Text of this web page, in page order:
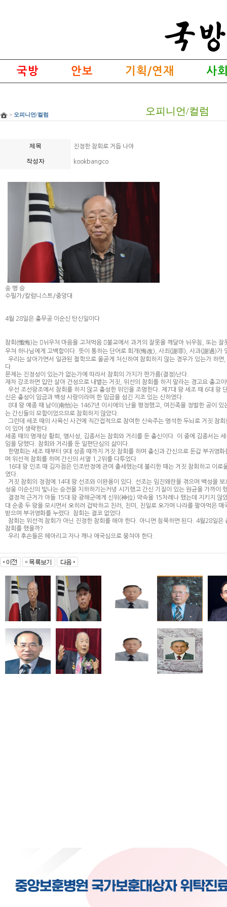
국방 안보 기획/연재 사
오피니언/컬럼
> 오피니언/컬럼
제목 진정한 참회로 거듭 나야
작성자 kookbangco
송 병 승
수필가/칼럼니스트/중앙대
4월 28일은 충무공 이순신 탄신일이다
참회(懺悔)는 뉘우쳐 마음을 고쳐먹음 불교에서 과거의 잘못을 깨달아 뉘우침, 또는
우쳐 하나님에게 고백함이다. 뜻이 통하는 단어로 회개(悔改), 사죄(謝罪), 사과(謝過)가
우리는 살아가면서 일관된 철학으로 올곧게 처신하여 참회하지 않는 경우가 있는가 하
다.
문제는 진정성이 있는가 없는가에 따라서 참회의 가치가 판가름(결정)난다.
재차 강조하면 입만 살아 건성으로 내뱉는 거짓, 위선의 참회를 하지 말라는 경고요 충고
우선 조선왕조에서 참회를 하지 않고 충성한 위인을 조명한다. 제7대 왕 세조 때 6대 왕
신은 충성이 임금과 백성 사랑이라며 한 임금을 섬긴 지조 있는 신하였다.
8대 왕 예종 때 남이(南怡)는 1467년 이시애의 난을 평정했고, 여진족을 정벌한 공이 있
는 간신들의 모함이었으므로 참회하지 않았다.
그런데 세조 때의 사육신 사건에 직간접적으로 참여한 신숙주는 명석한 두뇌로 거짓 참
이 있어 생략한다.
세종 때의 명재상 황희, 맹사성, 김종서는 참회와 거리를 둔 충신이다. 이 중에 김종서는
임을 당했다. 참회와 거리를 둔 일편단심의 삶이다.
한명회는 세조 때부터 9대 성종 때까지 거짓 참회를 하며 충신과 간신으로 둔갑 부귀영
며 위선적 참회를 하며 간신의 서열 1,2위를 다투었다.
16대 왕 인조 때 김자점은 인조반정에 관여 출세했는데 불리한 때는 거짓 참회하고 이
였다.
거짓 참회의 정점에 14대 왕 선조와 이완용이 있다. 선조는 임진왜란을 겪으며 백성을
성웅 이순신의 빛나는 승전을 치하하기는커녕 시기했고 간신 기질이 있는 원균을 가까이
결정적 근거가 아들 15대 왕 광해군에게 신위(神位) 약속을 15차례나 했는데 지키지
대 순종 두 왕을 모시면서 오히려 겁박하고 친러, 친미, 친일로 오가며 나라를 팔아먹은
받으며 부귀영화를 누렸다. 참회는 결코 없었다.
참회는 위선적 참회가 아닌 진정한 참회를 해야 한다. 아니면 침묵하면 된다. 4월28일은
참회를 했을까?
우리 후손들은 헤아리고 자나 깨나 애국심으로 뭉쳐야 한다.